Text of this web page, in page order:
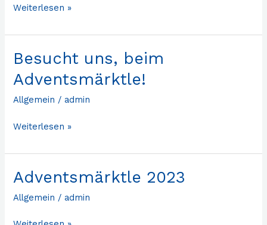
Weiterlesen »
Besucht uns, beim
Adventsmärktle!
Allgemein / admin
Besucht
beim
Adventsmärktle!
Weiterlesen »
Adventsmärktle 2023
Allgemein / admin
Adventsmärktle